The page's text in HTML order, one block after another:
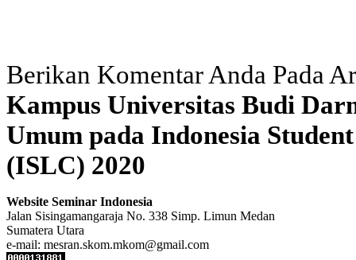
Berikan Komentar Anda Pada
Kampus Universitas Budi
Umum pada Indonesia
(ISLC) 2020
Website Seminar Indonesia
Jalan Sisingamangaraja No. 338 Simp. Limun Medan
Sumatera Utara
e-mail: mesran.skom.mkom@gmail.com